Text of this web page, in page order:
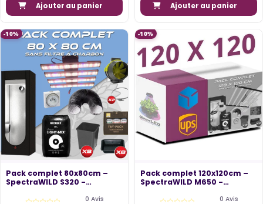
Ajouter au panier Ajouter au panier
-10%
Pack complet 80x80cm –
SpectraWILD S320 -
0 Avis
-10%
Pack complet 120x120cm –
SpectraWILD M650 -
0 Avis